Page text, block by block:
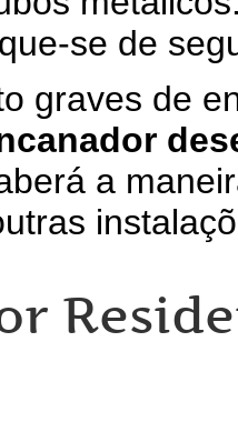
se de
graves de
a